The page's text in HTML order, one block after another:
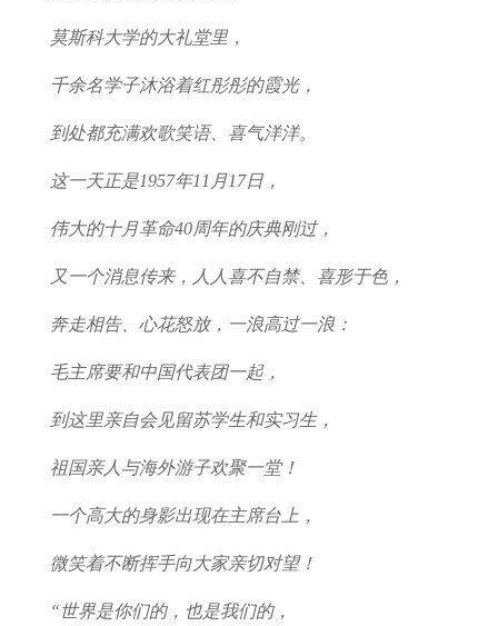
莫斯科大学的大礼堂里，
千余名学子沐浴着红彤彤的霞光，
到处都充满欢歌笑语、喜气洋洋。
这一天正是1957年11月17日，
伟大的十月革命40周年的庆典刚过，
又一个消息传来，人人喜不自禁、喜形于色，
奔走相告、心花怒放，一浪高过一浪：
毛主席要和中国代表团一起，
到这里亲自会见留苏学生和实习生，
祖国亲人与海外游子欢聚一堂！
一个高大的身影出现在主席台上，
微笑着不断挥手向大家亲切对望！
“世界是你们的，也是我们的，